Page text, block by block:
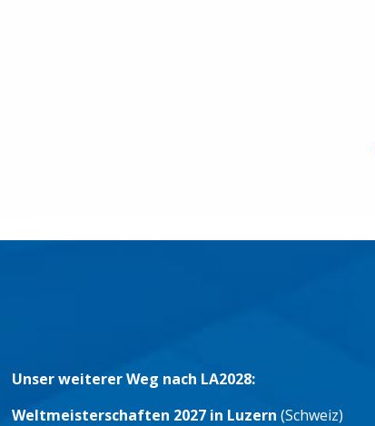
Unser weiterer Weg nach LA2028:
Weltmeisterschaften 2027 in Luzern (Schweiz)